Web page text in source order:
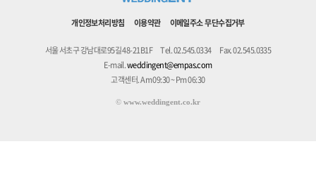
개인정보처리방침 이용약관 이메일주소 무단수집거부
서울 서초구 강남대로95길 48-21B1F Tel. 02.545.0334
Fax. 02.545.0335
E-mail.weddingent@empas.com
고객센터. Am 09:30 ~ Pm 06:30
© www.weddingent.co.kr